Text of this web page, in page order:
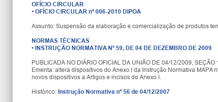
OFÍCIO CIRCULAR
• OFÍCIO CIRCULAR nº 006-2010 DIPOA
Assunto: Suspensão da elaboração e comercialização de produtos
NORMAS TÉCNICAS
• INSTRUÇÃO NORMATIVA Nº 59, DE 04 DE DEZEMBRO DE 2009
PUBLICADA NO DIÁRIO OFICIAL DA UNIÃO DE 04/12/2009, SEÇÃO
Ementa: altera dispositivos do Anexo I da Instrução Normativa
novos dispositivos a Artigos e incisos do Anexo I.
Histórico: Instrução Normativa nº 56 de 04/12/2007